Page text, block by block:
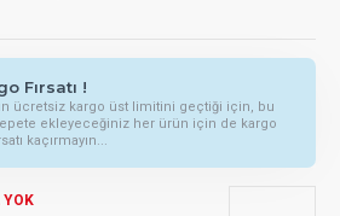
Fırsatı !
ücretsiz kargo üst limitini geçtiği için, bu
ekleyeceğiniz her ürün için de kargo
kaçırmayın...
YOK